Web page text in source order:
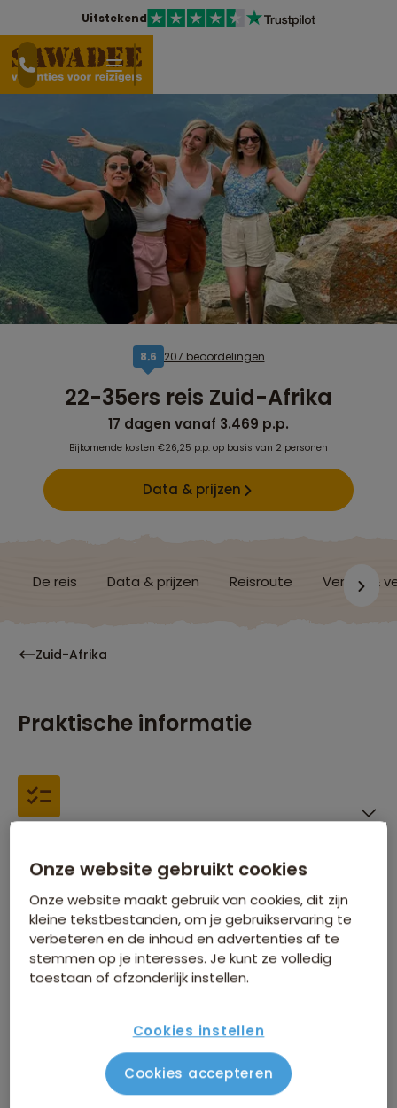
Uitstekend
8,6 207 beoordelingen
22-35ers reis Zuid-Afrika
17 dagen vanaf 3.469 p.p.
Bijkomende kosten €26,25 p.p. op basis van 2 personen
Data & prijzen
De reis Data & prijzen Reisroute Verblijf &
Zuid-Afrika
Praktische informatie
Financiën
Beste reistijd
Onze website gebruikt cookies
Onze website maakt gebruik van cookies, dit zijn
kleine tekstbestanden, om je gebruikservaring te
verbeteren en de inhoud en advertenties af te
stemmen op je interesses. Je kunt ze volledig
toestaan of afzonderlijk instellen.
Cookies instellen
Cookies accepteren